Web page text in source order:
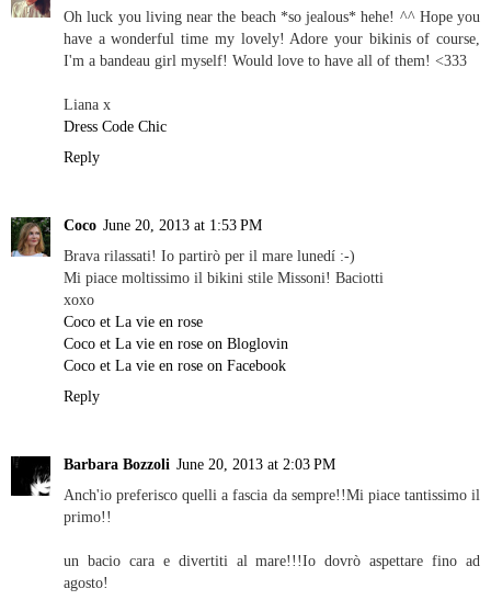
Oh luck you living near the beach *so jealous* hehe! ^^ Hope you
have a wonderful time my lovely! Adore your bikinis of course,
I'm a bandeau girl myself! Would love to have all of them! <333
Liana x
Dress Code Chic
Reply
Coco June 20, 2013 at 1:53 PM
Brava rilassati! Io partirò per il mare lunedí :-)
Mi piace moltissimo il bikini stile Missoni! Baciotti
xoxo
Coco et La vie en rose
Coco et La vie en rose on Bloglovin
Coco et La vie en rose on Facebook
Reply
Barbara Bozzoli June 20, 2013 at 2:03 PM
Anch'io preferisco quelli a fascia da sempre!!Mi piace tantissimo il
primo!!
un bacio cara e divertiti al mare!!!Io dovrò aspettare fino ad
agosto!